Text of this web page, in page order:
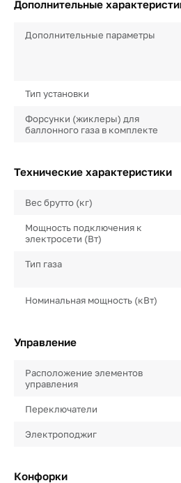
Дополнительные
Дополнительные параметры
Тип установки
Форсунки (жиклеры) для
баллонного газа в комплекте
Технические характеристики
Вес брутто (кг)
Мощность подключения к
электросети (Вт)
Тип газа
Номинальная мощность (кВт)
Управление
Расположение элементов
управления
Переключатели
Электроподжиг
Конфорки